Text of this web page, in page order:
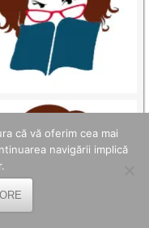
că vă oferim cea mai
navigării implică